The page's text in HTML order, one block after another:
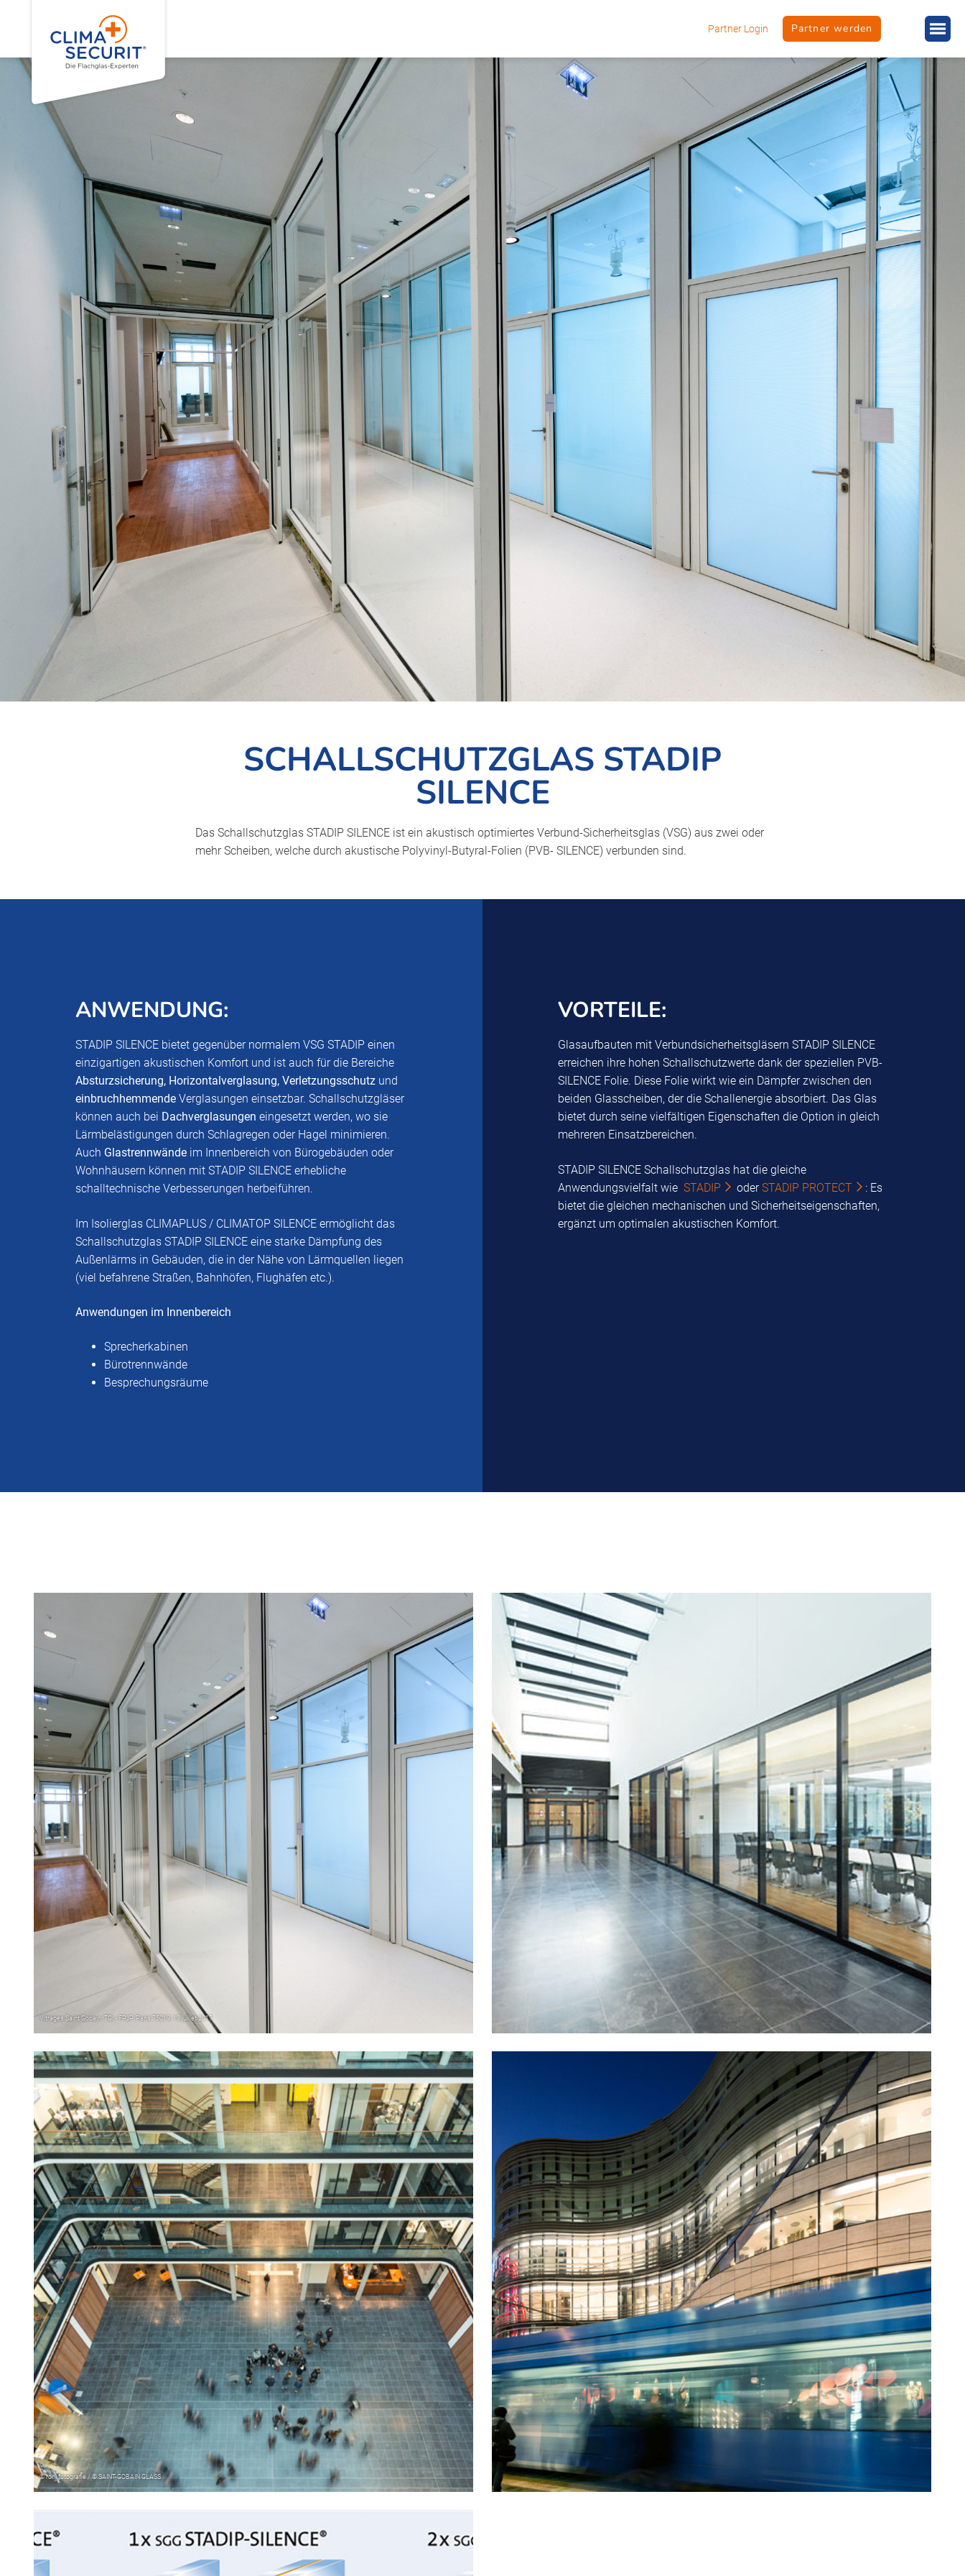
Partner Login Partner werden
SCHALLSCHUTZGLAS STADIP
SILENCE
Das Schallschutzglas STADIP SILENCE ist ein akustisch optimiertes Verbund-Sicherheitsglas (VSG) aus zwei oder
mehr Scheiben, welche durch akustische Polyvinyl-Butyral-Folien (PVB- SILENCE) verbunden sind.
ANWENDUNG:
STADIP SILENCE bietet gegenüber normalem VSG STADIP einen
einzigartigen akustischen Komfort und ist auch für die Bereiche
Absturzsicherung, Horizontalverglasung, Verletzungsschutz und
einbruchhemmende Verglasungen einsetzbar. Schallschutzgläser
können auch bei Dachverglasungen eingesetzt werden, wo sie
Lärmbelästigungen durch Schlagregen oder Hagel minimieren.
Auch Glastrennwände im Innenbereich von Bürogebäuden oder
Wohnhäusern können mit STADIP SILENCE erhebliche
schalltechnische Verbesserungen herbeiführen.
Im Isolierglas CLIMAPLUS / CLIMATOP SILENCE ermöglicht das
Schallschutzglas STADIP SILENCE eine starke Dämpfung des
Außenlärms in Gebäuden, die in der Nähe von Lärmquellen liegen
(viel befahrene Straßen, Bahnhöfen, Flughäfen etc.).
Anwendungen im Innenbereich
Sprecherkabinen
Bürotrennwände
Besprechungsräume
VORTEILE:
Glasaufbauten mit Verbundsicherheitsgläsern STADIP SILENCE
erreichen ihre hohen Schallschutzwerte dank der speziellen PVB-
SILENCE Folie. Diese Folie wirkt wie ein Dämpfer zwischen den
beiden Glasscheiben, der die Schallenergie absorbiert. Das Glas
bietet durch seine vielfältigen Eigenschaften die Option in gleich
mehreren Einsatzbereichen.
STADIP SILENCE Schallschutzglas hat die gleiche
Anwendungsvielfalt wie STADIP oderSTADIP PROTECT
: Es
bietet die gleichen mechanischen und Sicherheitseigenschaften,
ergänzt um optimalen akustischen Komfort.